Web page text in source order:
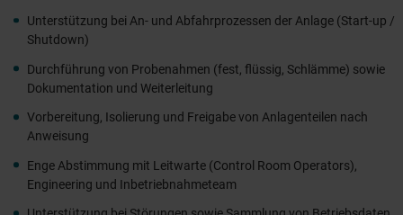
Unterstützung bei An- und Abfahrprozessen der Anlage (Start-up /
Shutdown)
Durchführung von Probenahmen (fest, flüssig, Schlämme) sowie
Dokumentation und Weiterleitung
Vorbereitung, Isolierung und Freigabe von Anlagenteilen nach
Anweisung
Enge Abstimmung mit Leitwarte (Control Room Operators),
Engineering und Inbetriebnahmeteam